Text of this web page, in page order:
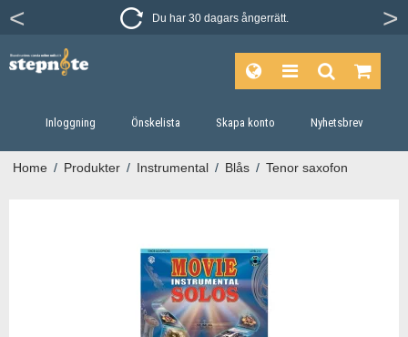
Du har 30 dagars ångerrätt.
Inloggning Önskelista Skapa konto Nyhetsbrev
Home / Produkter / Instrumental / Blås / Tenor saxofon